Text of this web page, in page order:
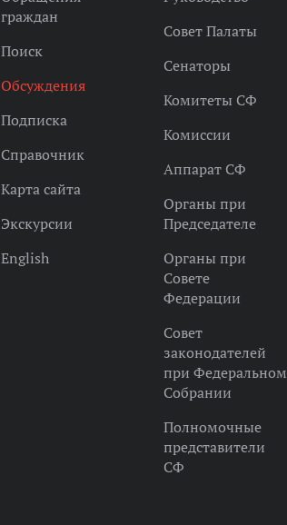
граждан
Поиск
Обсуждения
Подписка
Справочник
Карта сайта
Экскурсии
English
Совет Палаты
Сенаторы
Комитеты СФ
Комиссии
Аппарат СФ
Органы при
Председателе
Органы при
Совете
Федерации
Совет
законодателей
при Федеральном
Собрании
Полномочные
представители
СФ